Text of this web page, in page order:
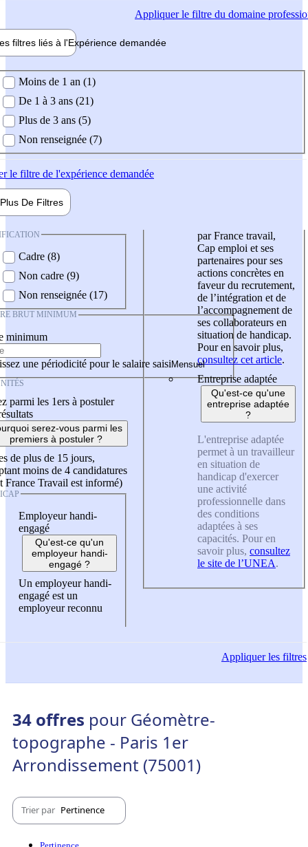
Appliquerle filtre du domaine
filtres liés à l'Expérience demandée
demandée
Moins de 1 an (1)
De 1 à 3 ans (21)
Plus de 3 ans (5)
Non renseignée (7)
le filtre de l'expérience demandée
Plus De Filtres
Cadre (8)
Non cadre (9)
Non renseignée (17)
BRUT MINIMUM
minimum
une périodicité pour le salaire saisi
parmi les 1ers à postuler
serez-vous parmi les
premiers à postuler ?
de plus de 15 jours,
moins de 4 candidatures
France Travail est informé)
Employeur handi-
engagé
Qu'est-ce qu'un
employeur handi-
engagé ?
Un employeur handi-
engagé est un
employeur reconnu
par France travail,
Cap emploi et ses
partenaires pour ses
actions concrètes en
faveur du recrutement,
de l’intégration et de
l’accompagnement de
ses collaborateurs en
situation de handicap.
Pour en savoir plus,
consultez cet article.
Entreprise adaptée
Qu'est-ce qu'une
entreprise adaptée
?
L'entreprise adaptée
permet à un travailleur
en situation de
handicap d'exercer
une activité
professionnelle dans
des conditions
adaptées à ses
capacités. Pour en
savoir plus, consultez
le site de l’UNEA.
Appliquerles filtres
34 offres pour Géomètre-
topographe - Paris 1er
Arrondissement (75001)
Trier par Pertinence